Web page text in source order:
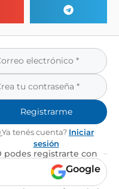
Registrarme
tenés cuenta? Iniciar
sesión
podes registrarte con
Google